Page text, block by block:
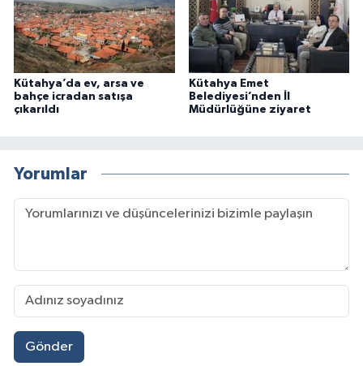
Kütahya’da ev, arsa ve
bahçe icradan satışa
çıkarıldı
Kütahya Emet
Belediyesi’nden İl
Müdürlüğüne ziyaret
Yorumlar
Gönder